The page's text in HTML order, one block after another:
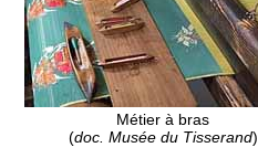
Métier à bras
(doc. Musée du Tisserand)